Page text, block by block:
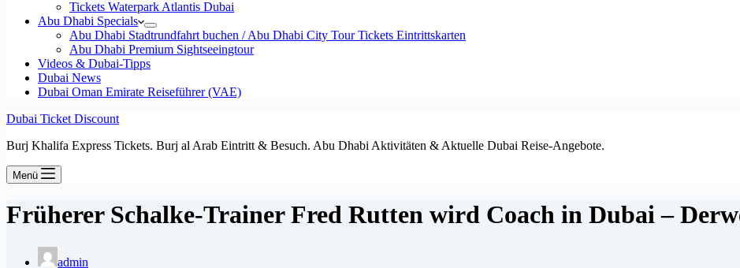
Tickets Waterpark Atlantis Dubai
Abu Dhabi Specials
Abu Dhabi Stadtrundfahrt buchen / Abu Dhabi City Tour Tickets Eintrittskarten
Abu Dhabi Premium Sightseeingtour
Videos & Dubai-Tipps
Dubai News
Dubai Oman Emirate Reiseführer (VAE)
Dubai Ticket Discount
Burj Khalifa Express Tickets. Burj al Arab Eintritt & Besuch. Abu Dhabi Aktivitäten & Aktuelle Dubai Reise-Angebote.
Menü
Früherer Schalke-Trainer Fred Rutten wird Coach in Dubai –
admin